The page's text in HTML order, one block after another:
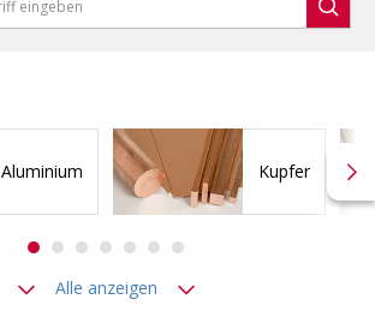
Aluminium Kupfer
Alle anzeigen